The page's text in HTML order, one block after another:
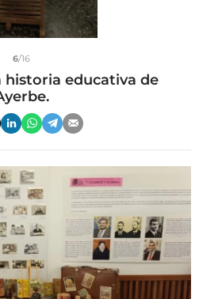
6/16
historia educativa de